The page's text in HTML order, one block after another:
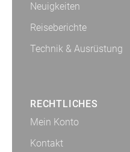
Neuigkeiten
Reiseberichte
Technik & Ausrüstung
RECHTLICHES
Mein Konto
Kontakt